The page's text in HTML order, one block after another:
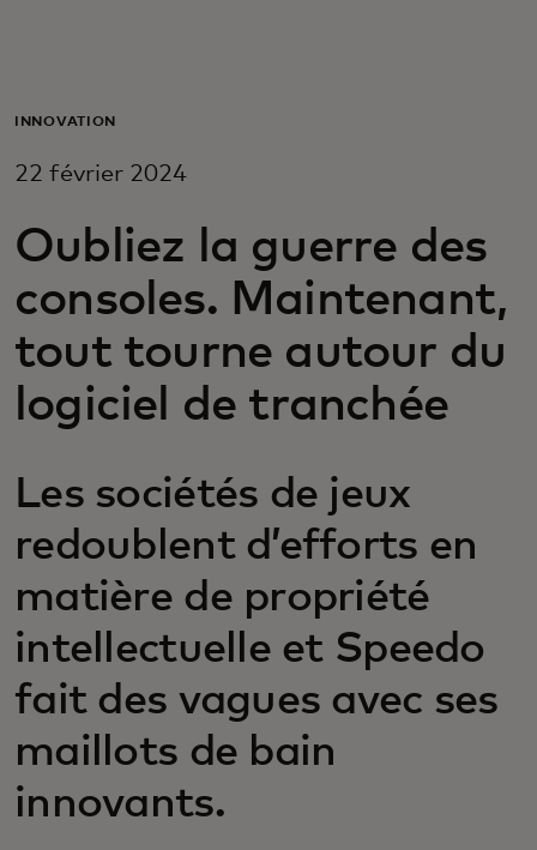
Pour les professionnels
Pour les innovateurs
Actualités et tendances
INNOVATION
22 février 2024
Oubliez la guerre des
consoles. Maintenant,
tout tourne autour du
logiciel de tranchée
Les sociétés de jeux
redoublent d’efforts en
matière de propriété
intellectuelle et Speedo
fait des vagues avec ses
maillots de bain
innovants.